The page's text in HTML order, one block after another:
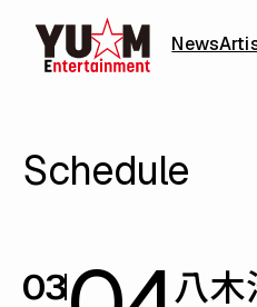
News
Schedule
03
八